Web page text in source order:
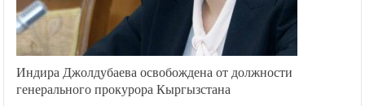
Индира Джолдубаева освобождена от должности
генерального прокурора Кыргызстана